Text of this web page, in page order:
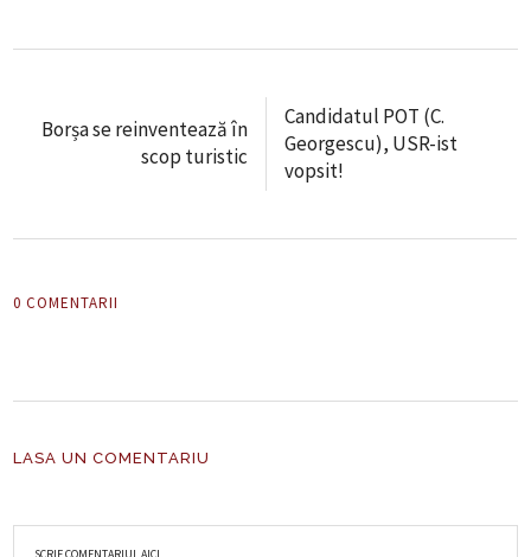
Borșa se reinventează în
scop turistic
Candidatul POT (C.
Georgescu), USR-ist
vopsit!
0 COMENTARII
LASA UN COMENTARIU